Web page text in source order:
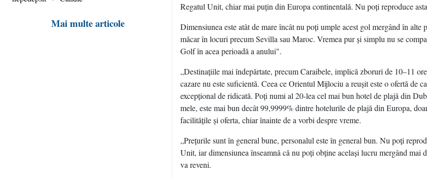
Mai multe articole
Regatul Unit, chiar mai puţin din Europa continentală. Nu poţi reproduce
Dimensiunea este atât de mare încât nu poţi umple acest gol mergând în alte
măcar în locuri precum Sevilla sau Maroc. Vremea pur şi simplu nu se
Golf în acea perioadă a anului".
„Destinaţiile mai îndepărtate, precum Caraibele, implică zboruri de 10–11
cazare nu este suficientă. Ceea ce Orientul Mijlociu a reuşit este o ofertă de
excepţional de ridicată. Poţi numi al 20-lea cel mai bun hotel de plajă din
mele, este mai bun decât 99,9999% dintre hotelurile de plajă din Europa,
facilităţile şi oferta, chiar înainte de a vorbi despre vreme.
„Preţurile sunt în general bune, personalul este în general bun. Nu poţi
Unit, iar dimensiunea înseamnă că nu poţi obţine acelaşi lucru mergând mai
va reveni.